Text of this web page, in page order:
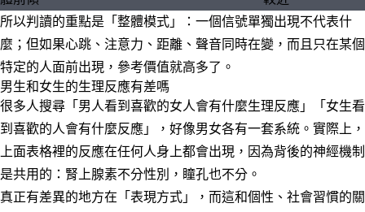
所以判讀的重點是「整體模式」：一個信號單獨出現不代表什
麼；但如果心跳、注意力、距離、聲音同時在變，而且只在某個
特定的人面前出現，參考價值就高多了。
男生和女生的生理反應有差嗎
很多人搜尋「男人看到喜歡的女人會有什麼生理反應」「女生看
到喜歡的人會有什麼反應」，好像男女各有一套系統。實際上，
上面表格裡的反應在任何人身上都會出現，因為背後的神經機制
是共用的：腎上腺素不分性別，瞳孔也不分。
真正有差異的地方在「表現方式」，而這和個性、社會習慣的關